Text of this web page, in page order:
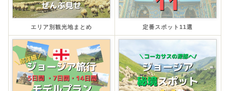
エリア別観光地まとめ 定番スポット11選